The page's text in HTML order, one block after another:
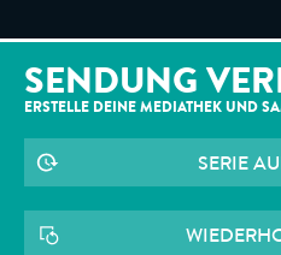
SENDUNG
ERSTELLE DEINE MEDIATHEK UND
SERIE